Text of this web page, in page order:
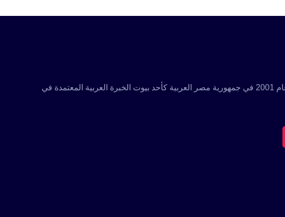
مؤسسة تدريبية رائدة متكاملة ومعتمدة متخصصة في تقديم كافة مجالات الخدمات التدريبية والاستشارية، تأسست عام 2001 في جمهورية مصر العربية كأحد بيوت الخبرة العربية المعتمدة في